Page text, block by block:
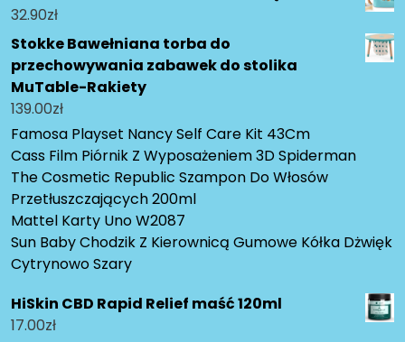
32.90zł
Stokke Bawełniana torba do
przechowywania zabawek do stolika
MuTable-Rakiety
139.00zł
Famosa Playset Nancy Self Care Kit 43Cm
Cass Film Piórnik Z Wyposażeniem 3D Spiderman
The Cosmetic Republic Szampon Do Włosów
Przetłuszczających 200ml
Mattel Karty Uno W2087
Sun Baby Chodzik Z Kierownicą Gumowe Kółka Dżwięk
Cytrynowo Szary
HiSkin CBD Rapid Relief maść 120ml
17.00zł